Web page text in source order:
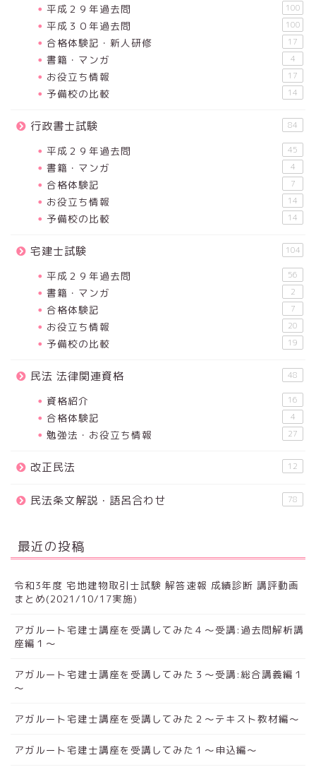
平成２９年過去問 100
平成３０年過去問 100
合格体験記・新人研修 17
書籍・マンガ 4
お役立ち情報 17
予備校の比較 14
行政書士試験 84
平成２９年過去問 45
書籍・マンガ 4
合格体験記 7
お役立ち情報 14
予備校の比較 14
宅建士試験 104
平成２９年過去問 56
書籍・マンガ 2
合格体験記 7
お役立ち情報 20
予備校の比較 19
民法 法律関連資格 48
資格紹介 16
合格体験記 4
勉強法・お役立ち情報 27
改正民法 12
民法条文解説・語呂合わせ 78
最近の投稿
令和3年度 宅地建物取引士試験 解答速報 成績診断 講評動画
まとめ(2021/10/17実施)
アガルート宅建士講座を受講してみた４～受講:過去問解析講
座編１～
アガルート宅建士講座を受講してみた３～受講:総合講義編１
～
アガルート宅建士講座を受講してみた２～テキスト教材編～
アガルート宅建士講座を受講してみた１～申込編～